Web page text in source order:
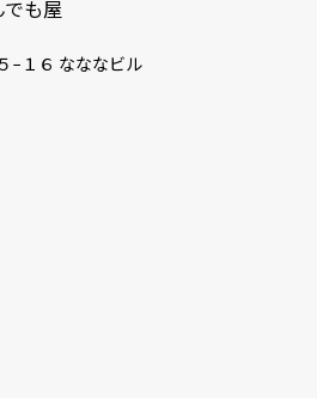
でも屋
−１６ なななビル